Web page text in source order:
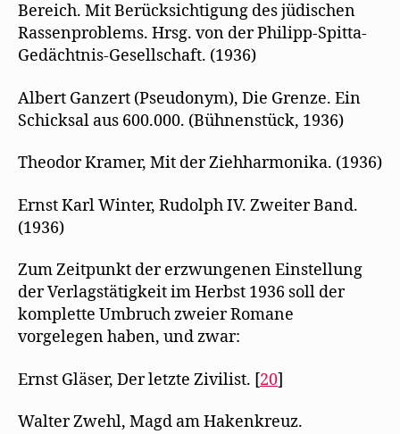
Bereich. Mit Berücksichtigung des jüdischen
Rassenproblems. Hrsg. von der Philipp-Spitta-
Gedächtnis-Gesellschaft. (1936)
Albert Ganzert (Pseudonym), Die Grenze. Ein
Schicksal aus 600.000. (Bühnenstück, 1936)
Theodor Kramer, Mit der Ziehharmonika. (1936)
Ernst Karl Winter, Rudolph IV. Zweiter Band.
(1936)
Zum Zeitpunkt der erzwungenen Einstellung
der Verlagstätigkeit im Herbst 1936 soll der
komplette Umbruch zweier Romane
vorgelegen haben, und zwar:
Ernst Gläser, Der letzte Zivilist. [20]
Walter Zwehl, Magd am Hakenkreuz.